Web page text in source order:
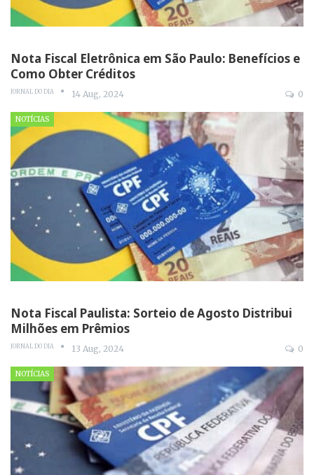
Nota Fiscal Eletrônica em São Paulo: Benefícios e
Como Obter Créditos
JORNAL DO DIA 14 Aug, 2024 0
NOTÍCIAS
Nota Fiscal Paulista: Sorteio de Agosto Distribui
Milhões em Prêmios
JORNAL DO DIA 13 Aug, 2024 0
NOTÍCIAS